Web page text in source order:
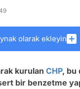
olarak ekleyin
kurulan CHP, bu
bir benzetme